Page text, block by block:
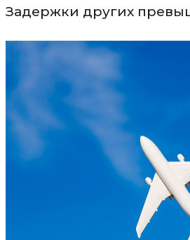
Задержки других